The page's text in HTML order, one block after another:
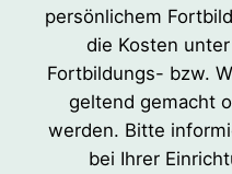
persönlichem
die Kosten
Fortbildungs- bzw.
geltend gemacht
werden. Bitte
bei Ihrer